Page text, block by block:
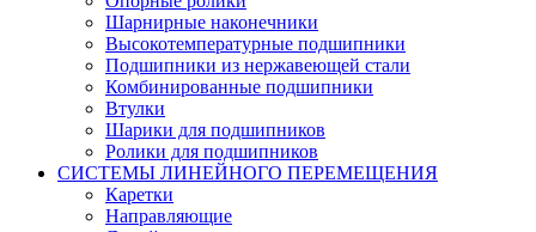
Шарнирные наконечники
Высокотемпературные подшипники
Подшипники из нержавеющей стали
Комбинированные подшипники
Втулки
Шарики для подшипников
Ролики для подшипников
СИСТЕМЫ ЛИНЕЙНОГО ПЕРЕМЕЩЕНИЯ
Каретки
Направляющие